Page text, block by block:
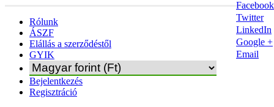
Rólunk
ÁSZF
Elállás a szerződéstől
GYIK
Bejelentkezés
Regisztráció
Facebook
Twitter
LinkedIn
Google +
Email